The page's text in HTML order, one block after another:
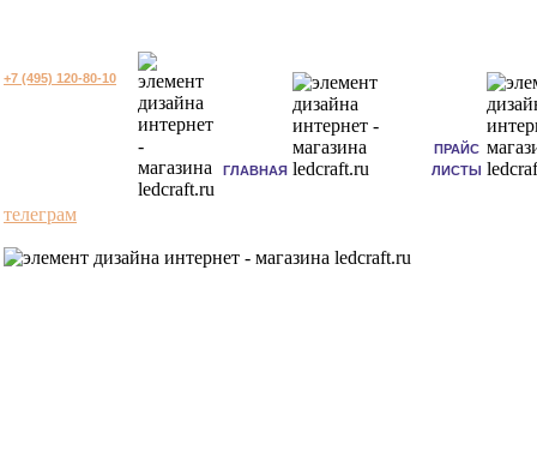
+7 (495) 120-80-10
ГЛАВНАЯ
ПРАЙС
ЛИСТЫ
телеграм